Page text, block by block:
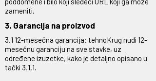
zameniti.
3. Garancija na proizvod
3.1 12-mesečna garancija: tehnoKrug nudi 12-
mesečnu garanciju na sve stavke, uz
određene izuzetke, kako je detaljno opisano u
tački 3.1.1.